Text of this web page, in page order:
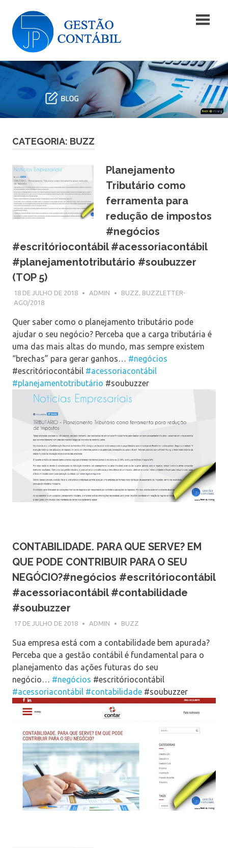
content
JP5
Gestão
Contábil
|
Gestão
Contábil
CATEGORIA: BUZZ
Planejamento
Tributário como
ferramenta para
redução de impostos
#negócios
#escritóriocontábil #acessoriacontábil
#planejamentotributário #soubuzzer
(TOP 5)
18 DE JULHO DE 2018 ADMIN BUZZ, BUZZLETTER-
AGO/2018
Quer saber como o planejamento tributário pode
ajudar o seu negócio? Perceba que a carga tributária é
uma das mais altas do mundo, mas sempre existem
“brechas” para gerar ganhos… #negócios
#escritóriocontábil #acessoriacontábil
#planejamentotributário #soubuzzer
CONTABILIDADE. PARA QUE SERVE? EM
QUE PODE CONTRIBUIR PARA O SEU
NEGÓCIO?#negócios #escritóriocontábil
#acessoriacontábil #contabilidade
#soubuzzer
17 DE JULHO DE 2018 ADMIN BUZZ
Sua empresa está com a contabilidade bem apurada?
Perceba que a gestão contábil é fundamental para o
planejamento das ações futuras do seu
negócio… #negócios #escritóriocontábil
#acessoriacontábil #contabilidade #soubuzzer